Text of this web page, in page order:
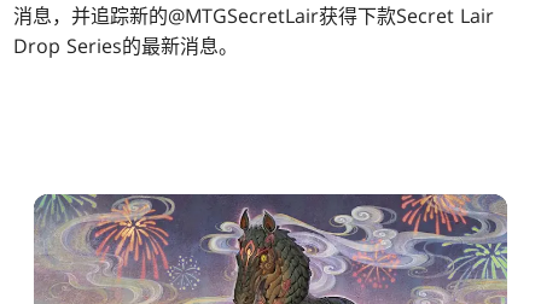
消息，并追踪新的@MTGSecretLair获得下款Secret Lair
Drop Series的最新消息。